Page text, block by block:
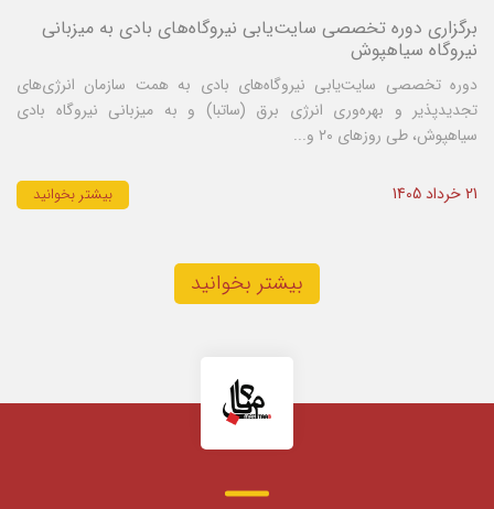
برگزاری دوره تخصصی سایت‌یابی نیروگاه‌های بادی به میزبانی
نیروگاه سیاهپوش
دوره تخصصی سایت‌یابی نیروگاه‌های بادی به همت سازمان انرژی‌های
تجدیدپذیر و بهره‌وری انرژی برق (ساتبا) و به میزبانی نیروگاه بادی
سیاهپوش، طی روزهای ۲۰ و...
21 خرداد 1405 بیشتر بخوانید
بیشتر بخوانید